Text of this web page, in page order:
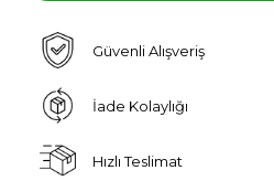
Güvenli Alışveriş
İade Kolaylığı
Hızlı Teslimat